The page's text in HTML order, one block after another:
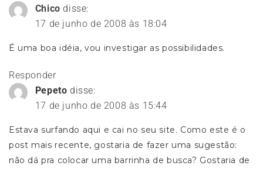
Chico disse:
17 de junho de 2008 às 18:04
É uma boa idéia, vou investigar as possibilidades.
Responder
Pepeto disse:
17 de junho de 2008 às 15:44
Estava surfando aqui e cai no seu site. Como este é o
post mais recente, gostaria de fazer uma sugestão:
não dá pra colocar uma barrinha de busca? Gostaria de